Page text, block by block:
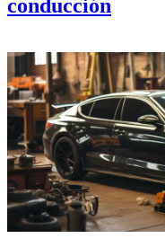
conducción